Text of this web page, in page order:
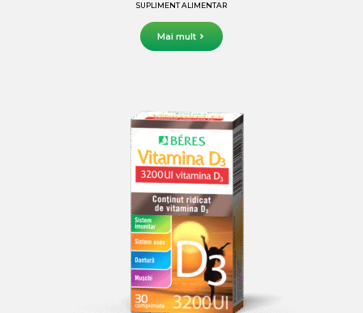
SUPLIMENT ALIMENTAR
Mai mult